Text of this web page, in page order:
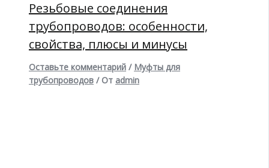
Резьбовые соединения
трубопроводов: особенности,
свойства, плюсы и минусы
Оставьте комментарий / Муфты для
трубопроводов / От admin